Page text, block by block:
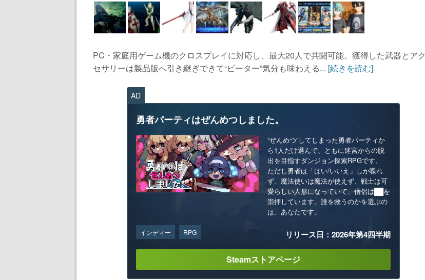
PC・家庭用ゲーム機のクロスプレイに対応し、最大20人で共闘可能。獲得した武器とアク
セサリーは製品版へ引き継ぎできて“ビーター”気分も味わえる... [続きを読む]
AD
勇者パーティはぜんめつしました。
“ぜんめつ”してしまった勇者パーティか
ら1人だけ選んで、ともに迷宮からの脱
出を目指すダンジョン探索RPGです。
ただし勇者は「はい/いいえ」しか喋れ
ず、魔法使いは魔法が使えず、戦士は可
愛らしい人形になっていて、僧侶は██を
崇拝しています。誰を救うのかを選ぶの
は、あなたです。
インディー RPG リリース日：2026年第4四半期
Steamストアページ